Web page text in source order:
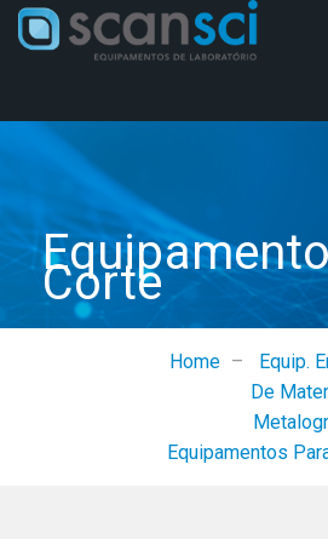
Corte
Home –
Equip.
De
Equipamentos Para